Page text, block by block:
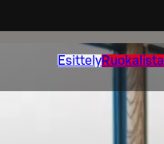
EsittelyRuokalista